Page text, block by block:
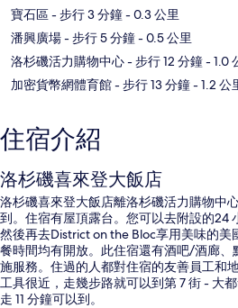
寶石區- 步行 3 分鐘- 0.3 公里
潘興廣場- 步行 5 分鐘- 0.5 公里
洛杉磯活力購物中心- 步行 12 分鐘- 1.0
加密貨幣網體育館- 步行 13 分鐘- 1.2 公
住宿介紹
洛杉磯喜來登大飯店
洛杉磯喜來登大飯店離洛杉磯活力購物中
到。住宿有屋頂露台。您可以去附設的24
然後再去District on the Bloc享用美味的
餐時間均有開放。此住宿還有酒吧/酒廊
施服務。住過的人都對住宿的友善員工和
工具很近，走幾步路就可以到第 7 街 - 大
走 11 分鐘可以到。